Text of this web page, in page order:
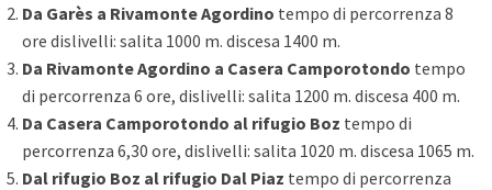
Da Garès a Rivamonte Agordino tempo di percorrenza 8
ore dislivelli: salita 1000 m. discesa 1400 m.
Da Rivamonte Agordino a Casera Camporotondo tempo
di percorrenza 6 ore, dislivelli: salita 1200 m. discesa 400 m.
Da Casera Camporotondo al rifugio Boz tempo di
percorrenza 6,30 ore, dislivelli: salita 1020 m. discesa 1065 m.
Dal rifugio Boz al rifugio Dal Piaz tempo di percorrenza